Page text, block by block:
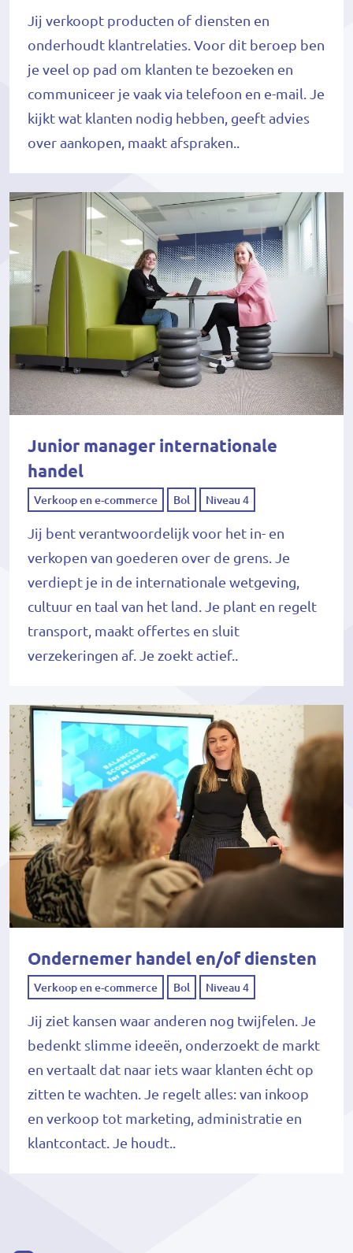
Jij verkoopt producten of diensten en
onderhoudt klantrelaties. Voor dit beroep ben
je veel op pad om klanten te bezoeken en
communiceer je vaak via telefoon en e-mail. Je
kijkt wat klanten nodig hebben, geeft advies
over aankopen, maakt afspraken..
Junior manager internationale
handel
Verkoop en e-commerce Bol Niveau 4
Jij bent verantwoordelijk voor het in- en
verkopen van goederen over de grens. Je
verdiept je in de internationale wetgeving,
cultuur en taal van het land. Je plant en regelt
transport, maakt offertes en sluit
verzekeringen af. Je zoekt actief..
Ondernemer handel en/of diensten
Verkoop en e-commerce Bol Niveau 4
Jij ziet kansen waar anderen nog twijfelen. Je
bedenkt slimme ideeën, onderzoekt de markt
en vertaalt dat naar iets waar klanten écht op
zitten te wachten. Je regelt alles: van inkoop
en verkoop tot marketing, administratie en
klantcontact. Je houdt..